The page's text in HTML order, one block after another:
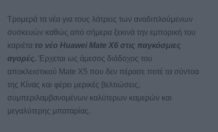
Τρομερά τα νέα για τους λάτρεις των αναδιπλούμενων
συσκευών καθώς από σήμερα ξεκινά την εμπορική του
καριέτα το νέο Huawei Mate X6 στις παγκόσμιες
αγορές. Έρχεται ως άμεσος διάδοχος του
αποκλειστικού Mate X5 που δεν πέρασε ποτέ τα σύντοα
της Κίνας και φέρει μερικές βελτιώσεις,
συμπεριλαμβανομένων καλύτερων καμερών και
μεγαλύτερης μπαταρίας.